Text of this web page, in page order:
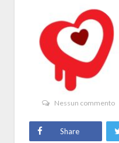
Nessun commento
Share